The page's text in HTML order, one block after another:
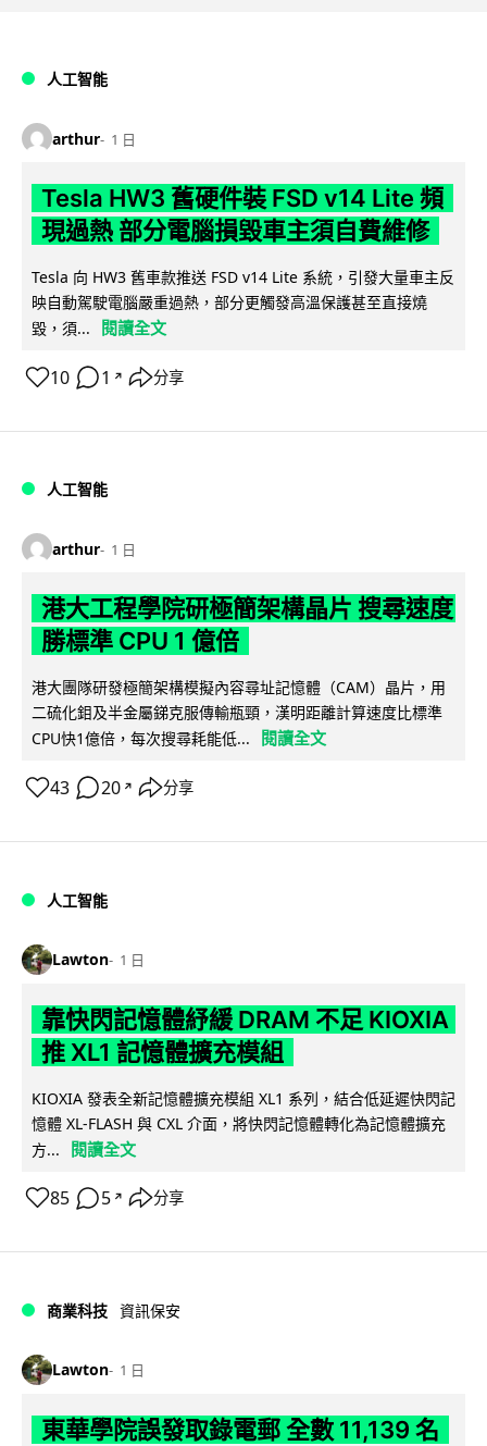
人工智能
arthur 1 日
Tesla HW3 舊硬件裝 FSD v14 Lite 頻
現過熱 部分電腦損毀車主須自費維修
Tesla 向 HW3 舊車款推送 FSD v14 Lite 系統，引發大量車主反
映自動駕駛電腦嚴重過熱，部分更觸發高溫保護甚至直接燒
毀，須...
閱讀全文
10 1 ↗ 分享
人工智能
arthur 1 日
港大工程學院研極簡架構晶片 搜尋速度
勝標準 CPU 1 億倍
港大團隊研發極簡架構模擬內容尋址記憶體（CAM）晶片，用
二硫化鉬及半金屬銻克服傳輸瓶頸，漢明距離計算速度比標準
CPU快1億倍，每次搜尋耗能低...
閱讀全文
43 20 ↗ 分享
人工智能
Lawton 1 日
靠快閃記憶體紓緩 DRAM 不足 KIOXIA
推 XL1 記憶體擴充模組
KIOXIA 發表全新記憶體擴充模組 XL1 系列，結合低延遲快閃記
憶體 XL-FLASH 與 CXL 介面，將快閃記憶體轉化為記憶體擴充
方...
閱讀全文
85 5 ↗ 分享
商業科技 資訊保安
Lawton 1 日
東華學院誤發取錄電郵 全數 11,139 名